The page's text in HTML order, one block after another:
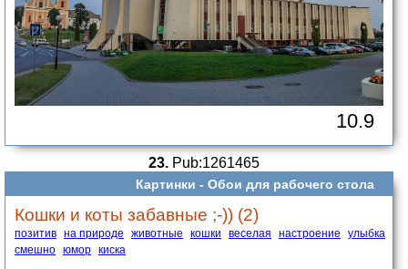
10.9
23. Pub:1261465
Картинки - Обои для рабочего стола
Кошки и коты забавные ;-)) (2)
позитив на природе животные кошки веселая настроение
улыбка
смешно юмор киска